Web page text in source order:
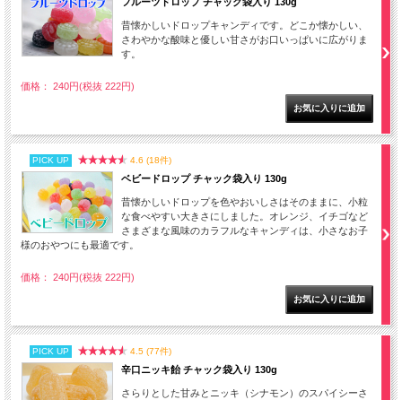
昔懐かしいドロップキャンディです。どこか懐かしい、
さわやかな酸味と優しい甘さがお口いっぱいに広がりま
す。
価格： 240円(税抜 222円)
PICK UP 4.6 (18件)
ベビードロップ チャック袋入り 130g
昔懐かしいドロップを色やおいしさはそのままに、小粒
な食べやすい大きさにしました。オレンジ、イチゴなど
さまざまな風味のカラフルなキャンディは、小さなお子
様のおやつにも最適です。
価格： 240円(税抜 222円)
PICK UP 4.5 (77件)
辛口ニッキ飴 チャック袋入り 130g
さらりとした甘みとニッキ（シナモン）のスパイシーさ